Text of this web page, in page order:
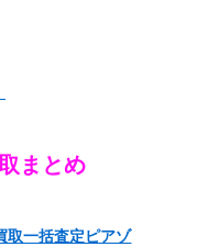
まとめ
取一括査定ピアゾ